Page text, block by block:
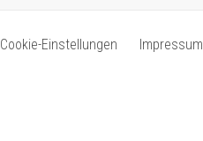
Cookie-Einstellungen Impressum